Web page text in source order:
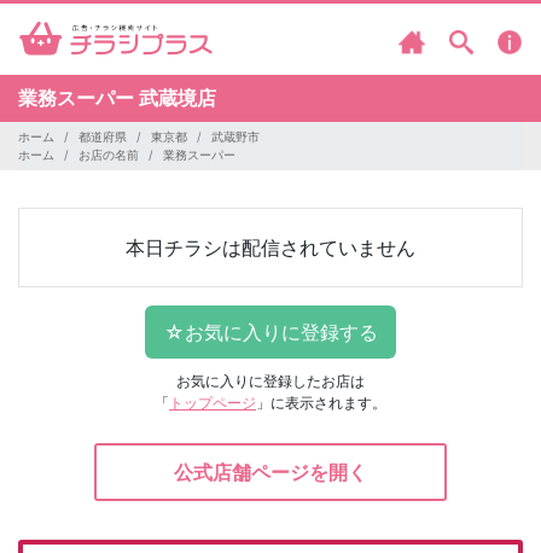
業務スーパー 武蔵境店
ホーム 都道府県 東京都
武蔵野市
ホーム
お店の名前 業務スーパー
本日チラシは配信されていません
お気に入りに登録したお店は
「 トップページ 」に表示されます。
公式店舗ページを開く